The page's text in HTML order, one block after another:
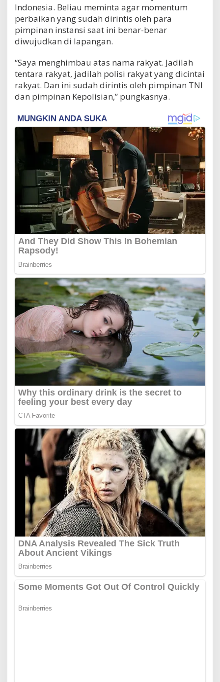
Indonesia. Beliau meminta agar momentum
perbaikan yang sudah dirintis oleh para
pimpinan instansi saat ini benar-benar
diwujudkan di lapangan.
“Saya menghimbau atas nama rakyat. Jadilah
tentara rakyat, jadilah polisi rakyat yang dicintai
rakyat. Dan ini sudah dirintis oleh pimpinan TNI
dan pimpinan Kepolisian,” pungkasnya.